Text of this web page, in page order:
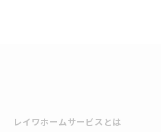
レイワホームサービスとは